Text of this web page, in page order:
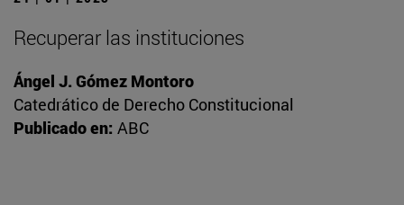
Recuperar las instituciones
Ángel J. Gómez Montoro
Catedrático de Derecho Constitucional
Publicado en: ABC